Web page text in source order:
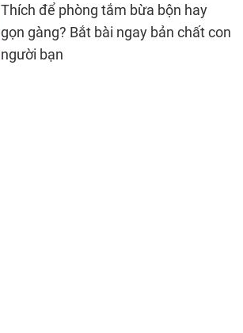
Thích để phòng tắm bừa bộn hay
gọn gàng? Bắt bài ngay bản chất con
người bạn